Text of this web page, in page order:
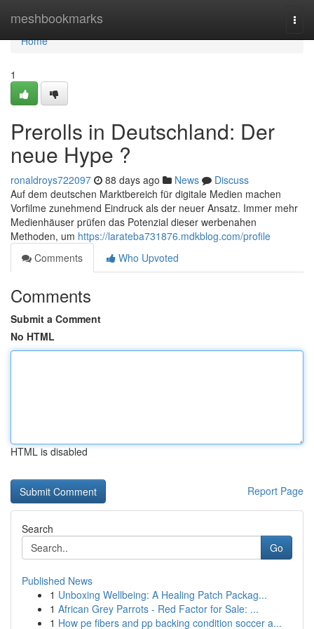
meshbookmarks
Home
Home
1
Prerolls in Deutschland: Der
neue Hype ?
ronaldroys722097 88 days ago News
Discuss
Auf dem deutschen Marktbereich für digitale Medien machen
Vorfilme zunehmend Eindruck als der neuer Ansatz. Immer mehr
Medienhäuser prüfen das Potenzial dieser werbenahen
Methoden, um https://larateba731876.mdkblog.com/profile
Comments
Who Upvoted
Comments
Submit a Comment
No HTML
HTML is disabled
Report Page
Search
Go
Published News
1 Unboxing Wellbeing: A Healing Patch Packag...
1 African Grey Parrots - Red Factor for Sale: ...
1 How pe fibers and pp backing condition soccer a...